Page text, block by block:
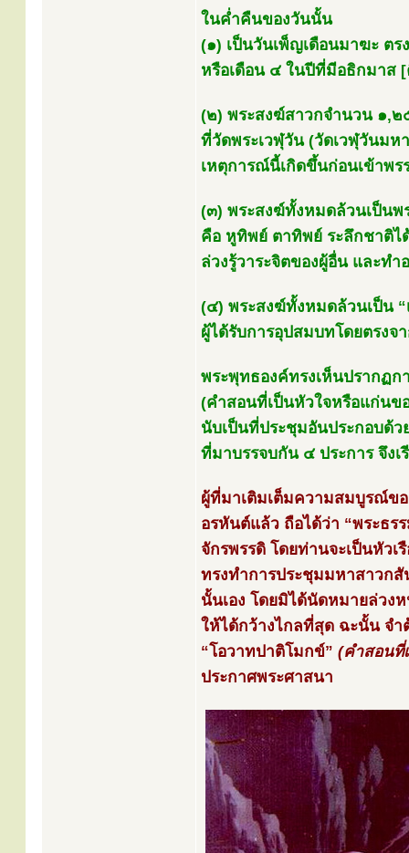
ในค่ำคืนของวันนั้น
(๑) เป็นวันเพ็ญเดือนมาฆะ ต
หรือเดือน ๔ ในปีที่มีอธิกมาส
(๒) พระสงฆ์สาวกจำนวน ๑,
ที่วัดพระเวฬุวัน (วัดเวฬุวันม
เหตุการณ์นี้เกิดขึ้นก่อนเข้าพ
(๓) พระสงฆ์ทั้งหมดล้วนเป็น
คือ หูทิพย์ ตาทิพย์ ระลึกชาติไ
ล่วงรู้วาระจิตของผู้อื่น และทำ
(๔) พระสงฆ์ทั้งหมดล้วนเป็น
ผู้ได้รับการอุปสมบทโดยตรงจ
พระพุทธองค์ทรงเห็นปรากฏก
(คำสอนที่เป็นหัวใจหรือแก่น
นับเป็นที่ประชุมอันประกอบด้ว
ที่มาบรรจบกัน ๔ ประการ จึง
ผู้ที่มาเติมเต็มความสมบูรณ์ขอ
อรหันต์แล้ว ถือได้ว่า “พระธร
จักรพรรดิ โดยท่านจะเป็นหัว
ทรงทำการประชุมมหาสาวก
นั้นเอง โดยมิได้นัดหมายล่วงห
ให้ได้กว้างไกลที่สุด ฉะนั้น จำ
“โอวาทปาติโมกข์” (คำสอนที่
ประกาศพระศาสนา